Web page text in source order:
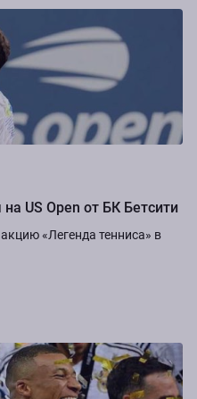
US Open от БК Бетсити
«Легенда тенниса» в